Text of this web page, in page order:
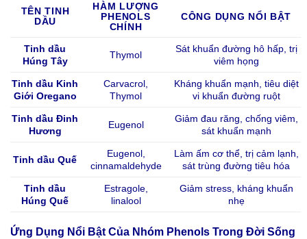
TÊN TINH
DẦU
HÀM LƯỢNG
PHENOLS
CHÍNH
CÔNG DỤNG NỔI BẬT
Tinh dầu
Húng Tây
Thymol
Sát khuẩn đường hô hấp, trị
viêm họng
Tinh dầu Kinh
Giới Oregano
Carvacrol,
Thymol
Kháng khuẩn mạnh, tiêu diệt
vi khuẩn đường ruột
Tinh dầu Đinh
Hương
Eugenol
Giảm đau răng, chống viêm,
sát khuẩn mạnh
Tinh dầu Quế
Eugenol,
cinnamaldehyde
Làm ấm cơ thể, trị cảm lạnh,
sát trùng đường tiêu hóa
Tinh dầu
Húng Quế
Estragole,
linalool
Giảm stress, kháng khuẩn
nhẹ
Ứng Dụng Nổi Bật Của Nhóm Phenols Trong Đời Sống